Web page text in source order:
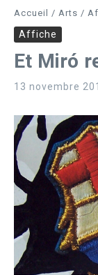
Accueil / Arts /
Affiche
Et Miró
13 novembre